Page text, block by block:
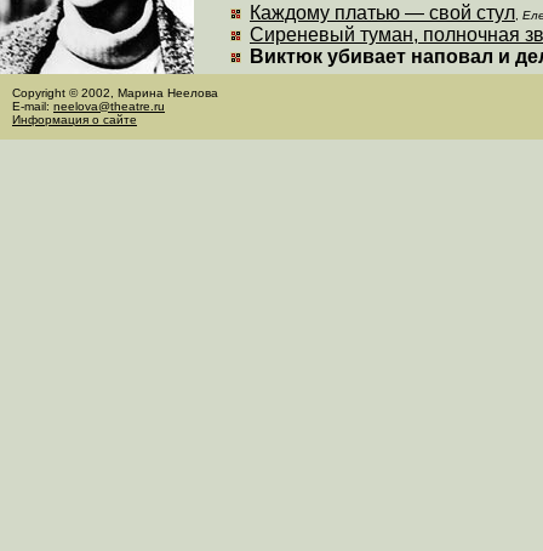
Каждому платью — свой стул
Сиреневый туман, полночная
Виктюк убивает наповал и
Copyright © 2002, Марина Неелова
E-mail: neelova@theatre.ru
Информация о сайте